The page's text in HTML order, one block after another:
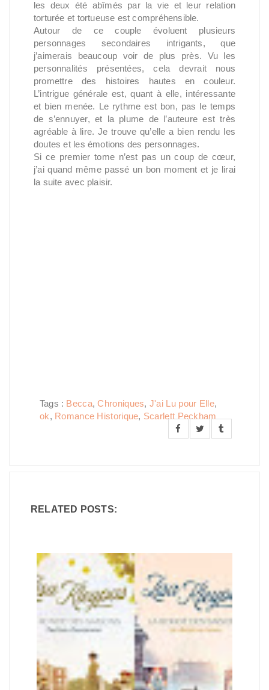
les deux été abîmés par la vie et leur relation
torturée et tortueuse est compréhensible.
Autour de ce couple évoluent plusieurs
personnages secondaires intrigants, que
j’aimerais beaucoup voir de plus près. Vu les
personnalités présentées, cela devrait nous
promettre des histoires hautes en couleur.
L’intrigue générale est, quant à elle, intéressante
et bien menée. Le rythme est bon, pas le temps
de s’ennuyer, et la plume de l’auteure est très
agréable à lire. Je trouve qu’elle a bien rendu les
doutes et les émotions des personnages.
Si ce premier tome n’est pas un coup de cœur,
j’ai quand même passé un bon moment et je lirai
la suite avec plaisir.
Tags : Becca,Chroniques, J'ai Lu pour Elle,
ok, Romance Historique, Scarlett Peckham
RELATED POSTS: